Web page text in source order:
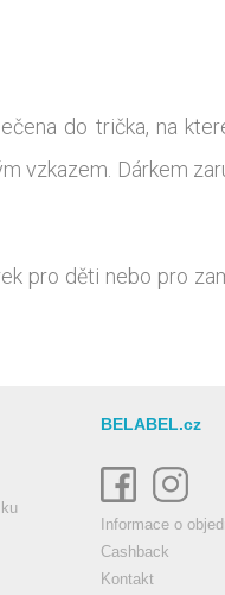
do trička, na
vzkazem. Dárkem
pro děti nebo pro
BELABEL.cz
Informace o
Cashback
Kontakt